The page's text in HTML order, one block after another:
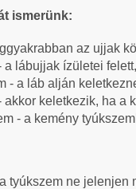
ismerünk:
az ujjak
a lábujjak ízületei
- a láb alján
akkor keletkezik, ha a
- a kemény
tyúkszem ne jelenjen